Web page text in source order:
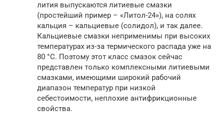
лития выпускаются литиевые смазки
(простейший пример – «Литол-24»), на солях
кальция – кальциевые (солидол), и так далее.
Кальциевые смазки неприменимы при высоких
температурах из-за термического распада уже на
80 °С. Поэтому этот класс смазок сейчас
представлен только комплексными литиевыми
смазками, имеющими широкий рабочий
диапазон температур при низкой
себестоимости, неплохие антифрикционные
свойства.